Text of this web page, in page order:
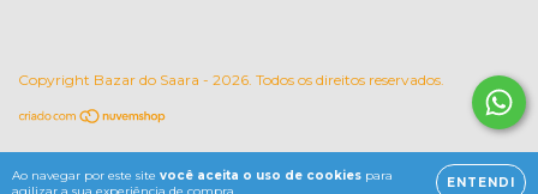
Ao navegar por este site você aceita o uso de cookies para
agilizar a sua experiência de compra.
ENTENDI
Copyright Bazar do Saara - 2026. Todos os direitos reservados.